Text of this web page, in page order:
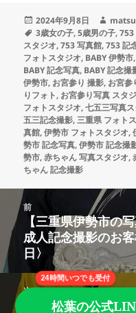
投
稿
日:
2024年9月8日
作
成
者
タ
グ
3歳女の子,5歳男の子,753
スタジオ,753 写真館,753 記
フォトスタジオ, BABY 伊勢市,
BABY 記念写真, BABY 記念撮
伊勢市, お宮参り 撮影, お宮参
りフォト, お宮参り写真 スタ
フォトスタジオ,七五三写真
五三記念撮影,三重県 フォト
真館,伊勢市 フォトスタジオ,
勢市 記念写真,伊勢市 記念撮
勢市,赤ちゃん 写真スタジオ,
ちゃん 記念撮影
ビ
ゲ
前
前
の
投
稿:
【三重県伊勢市の
成人記念撮影のお
日〉
次ページへ
【三重県伊勢市の
24時間いつでも受付
松葉の公式